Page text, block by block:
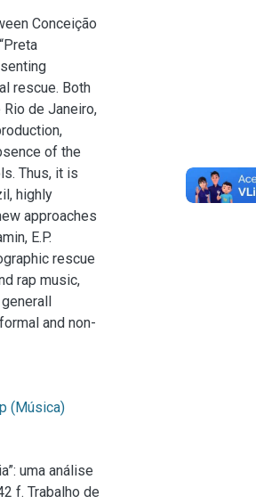
Conceição
rescue. Both
de Janeiro,
of the
Thus, it is
highly
approaches
E.P.
rescue
rap music,
and non-
(Música)
uma análise
f. Trabalho de